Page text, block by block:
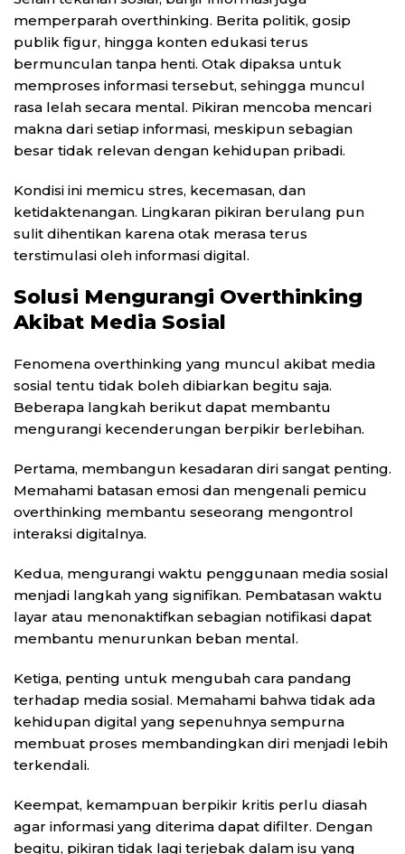
memperparah overthinking. Berita politik, gosip
publik figur, hingga konten edukasi terus
bermunculan tanpa henti. Otak dipaksa untuk
memproses informasi tersebut, sehingga muncul
rasa lelah secara mental. Pikiran mencoba mencari
makna dari setiap informasi, meskipun sebagian
besar tidak relevan dengan kehidupan pribadi.
Kondisi ini memicu stres, kecemasan, dan
ketidaktenangan. Lingkaran pikiran berulang pun
sulit dihentikan karena otak merasa terus
terstimulasi oleh informasi digital.
Solusi Mengurangi Overthinking
Akibat Media Sosial
Fenomena overthinking yang muncul akibat media
sosial tentu tidak boleh dibiarkan begitu saja.
Beberapa langkah berikut dapat membantu
mengurangi kecenderungan berpikir berlebihan.
Pertama, membangun kesadaran diri sangat penting.
Memahami batasan emosi dan mengenali pemicu
overthinking membantu seseorang mengontrol
interaksi digitalnya.
Kedua, mengurangi waktu penggunaan media sosial
menjadi langkah yang signifikan. Pembatasan waktu
layar atau menonaktifkan sebagian notifikasi dapat
membantu menurunkan beban mental.
Ketiga, penting untuk mengubah cara pandang
terhadap media sosial. Memahami bahwa tidak ada
kehidupan digital yang sepenuhnya sempurna
membuat proses membandingkan diri menjadi lebih
terkendali.
Keempat, kemampuan berpikir kritis perlu diasah
agar informasi yang diterima dapat difilter. Dengan
begitu, pikiran tidak lagi terjebak dalam isu yang